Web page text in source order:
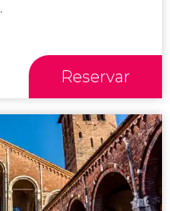
.
Reservar